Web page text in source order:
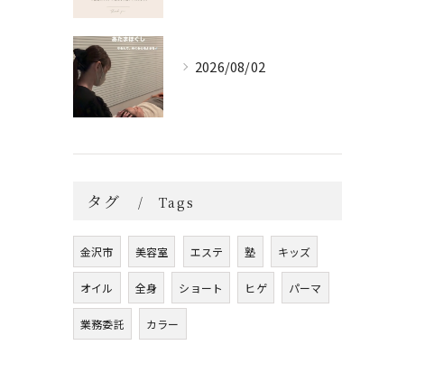
2026/08/02
タグ Tags
金沢市 美容室 エステ 塾 キッズ
オイル 全身 ショート ヒゲ パーマ
業務委託 カラー